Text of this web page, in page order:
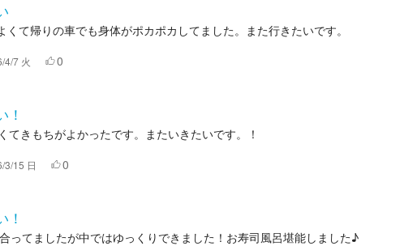
て帰りの車でも身体がポカポカしてました。また行きたいです。
4/7 火 0
！
てきもちがよかったです。またいきたいです。！
3/15 日 0
！
ってましたが中ではゆっくりできました！お寿司風呂堪能しました♪